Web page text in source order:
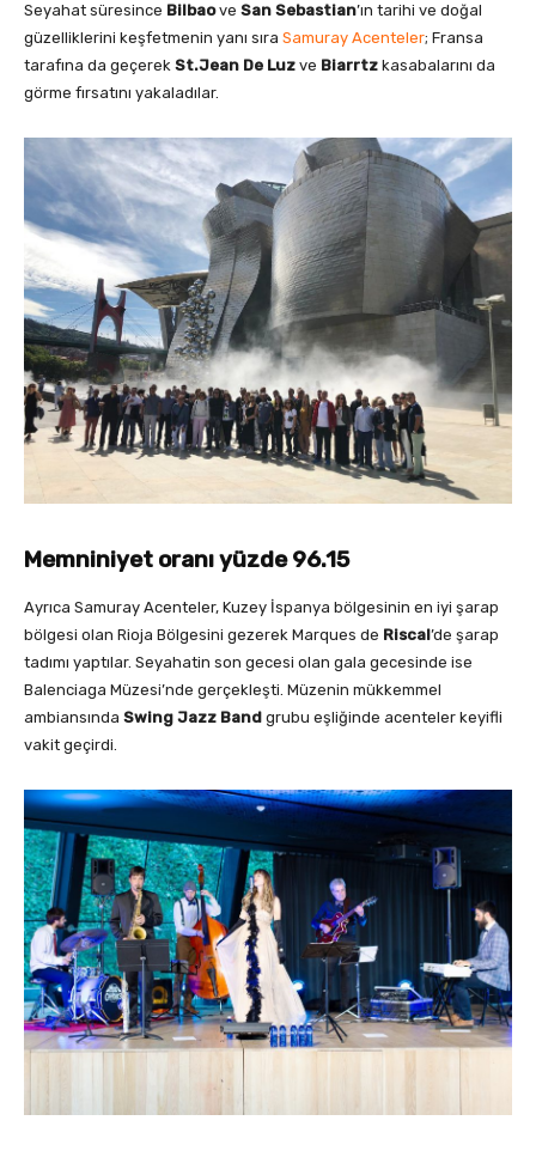
Seyahat süresince Bilbaove San Sebastian’ın tarihi ve doğal
güzelliklerini keşfetmenin yanı sıra Samuray Acenteler; Fransa
tarafına da geçerek St.Jean De Luz ve Biarrtz kasabalarını da
görme fırsatını yakaladılar.
Memniniyet oranı yüzde 96.15
Ayrıca Samuray Acenteler, Kuzey İspanya bölgesinin en iyi şarap
bölgesi olan Rioja Bölgesini gezerek Marques de Riscal’de şarap
tadımı yaptılar. Seyahatin son gecesi olan gala gecesinde ise
Balenciaga Müzesi’nde gerçekleşti. Müzenin mükkemmel
ambiansında Swing Jazz Band grubu eşliğinde acenteler keyifli
vakit geçirdi.